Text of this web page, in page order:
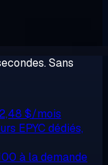
Sans
$/mois
EPYC dédiés,
à la demande